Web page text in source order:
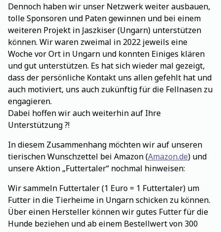
Dennoch haben wir unser Netzwerk weiter ausbauen,
tolle Sponsoren und Paten gewinnen und bei einem
weiteren Projekt in Jaszkiser (Ungarn) unterstützen
können. Wir waren zweimal in 2022 jeweils eine
Woche vor Ort in Ungarn und konnten Einiges klären
und gut unterstützen. Es hat sich wieder mal gezeigt,
dass der persönliche Kontakt uns allen gefehlt hat und
auch motiviert, uns auch zukünftig für die Fellnasen zu
engagieren.
Dabei hoffen wir auch weiterhin auf Ihre
Unterstützung ?!
In diesem Zusammenhang möchten wir auf unseren
tierischen Wunschzettel bei Amazon (Amazon.de) und
unsere Aktion „Futtertaler“ nochmal hinweisen:
Wir sammeln Futtertaler (1 Euro = 1 Futtertaler) um
Futter in die Tierheime in Ungarn schicken zu können.
Über einen Hersteller können wir gutes Futter für die
Hunde beziehen und ab einem Bestellwert von 300